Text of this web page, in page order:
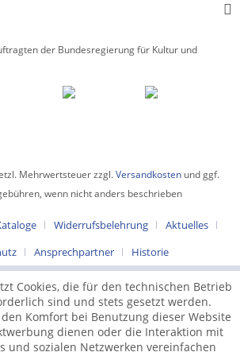
die
mit
der Bundesregierung für Kultur und
Mehrwertsteuer zzgl.Versandkosten und ggf.
wenn nicht anders beschrieben
Widerrufsbelehrung
Aktuelles
Ansprechpartner Historie
Cookies, die für den technischen Betrieb
sind und stets gesetzt werden.
Komfort bei Benutzung dieser Website
dienen oder die Interaktion mit
und sozialen Netzwerken vereinfachen